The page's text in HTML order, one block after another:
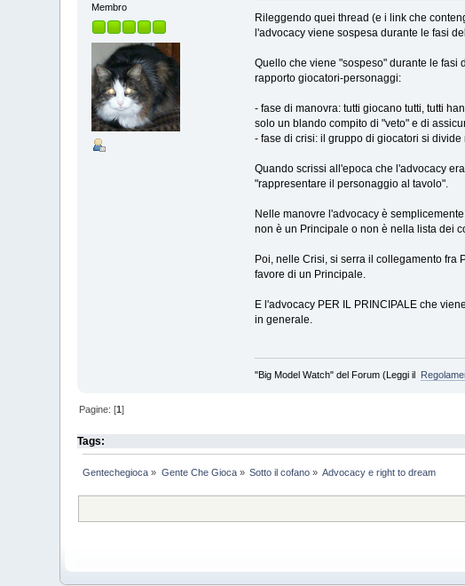
Membro
Rileggendo quei thread (e i link che
l'advocacy viene sospesa durante le fasi
Quello che viene "sospeso" durante le fasi
rapporto giocatori-personaggi:
- fase di manovra: tutti giocano tutti, tutti
solo un blando compito di "veto" e di
- fase di crisi: il gruppo di giocatori si
Quando scrissi all'epoca che l'advocacy
"rappresentare il personaggio al tavolo".
Nelle manovre l'advocacy è
non è un Principale o non è nella lista dei
Poi, nelle Crisi, si serra il collegamento fra
favore di un Principale.
E l'advocacy PER IL PRINCIPALE che
in generale.
"Big Model Watch" del Forum (Leggi il
Pagine: [1]
Tags:
Gentechegioca » Gente Che Gioca» Sotto il cofano » Advocacy e right to dream